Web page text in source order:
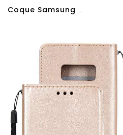
Coque Samsung Galaxy S8 Cuir Fluide Doux Étui Téléphone Portable Protection Tout Compris Étoile Bleu